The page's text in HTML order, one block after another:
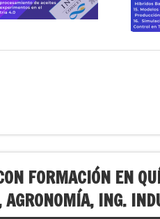
FORMACIÓN EN
ING.